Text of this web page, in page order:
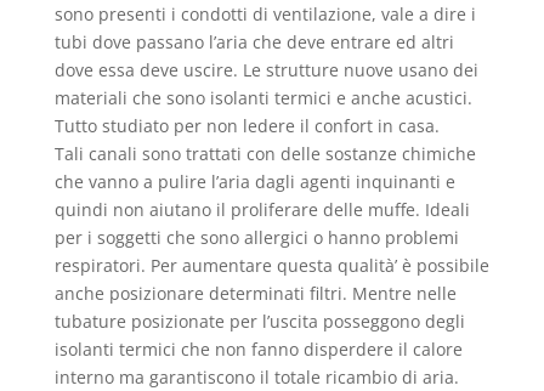
sono presenti i condotti di ventilazione, vale a dire i
tubi dove passano l’aria che deve entrare ed altri
dove essa deve uscire. Le strutture nuove usano dei
materiali che sono isolanti termici e anche acustici.
Tutto studiato per non ledere il confort in casa.
Tali canali sono trattati con delle sostanze chimiche
che vanno a pulire l’aria dagli agenti inquinanti e
quindi non aiutano il proliferare delle muffe. Ideali
per i soggetti che sono allergici o hanno problemi
respiratori. Per aumentare questa qualità’ è possibile
anche posizionare determinati filtri. Mentre nelle
tubature posizionate per l’uscita posseggono degli
isolanti termici che non fanno disperdere il calore
interno ma garantiscono il totale ricambio di aria.